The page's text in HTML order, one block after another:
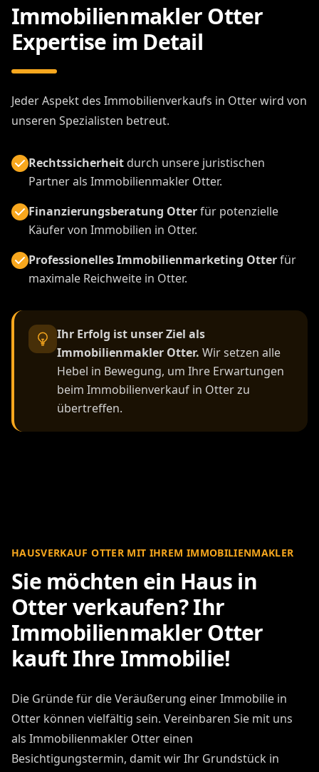
Immobilienmakler Otter
Expertise im Detail
Jeder Aspekt des Immobilienverkaufs in Otter wird von
unseren Spezialisten betreut.
Rechtssicherheitdurch unsere juristischen
Partner als Immobilienmakler Otter.
Finanzierungsberatung Otterfür potenzielle
Käufer von Immobilien in Otter.
Professionelles Immobilienmarketing Otterfür
maximale Reichweite in Otter.
Ihr Erfolg ist unser Ziel als
Immobilienmakler Otter. Wir setzen alle
Hebel in Bewegung, um Ihre Erwartungen
beim Immobilienverkauf in Otter zu
übertreffen.
HAUSVERKAUF OTTER MIT IHREM IMMOBILIENMAKLER
Sie möchten ein Haus in
Otter verkaufen? Ihr
Immobilienmakler Otter
kauft Ihre Immobilie!
Die Gründe für die Veräußerung einer Immobilie in
Otter können vielfältig sein. Vereinbaren Sie mit uns
als Immobilienmakler Otter einen
Besichtigungstermin, damit wir Ihr Grundstück in